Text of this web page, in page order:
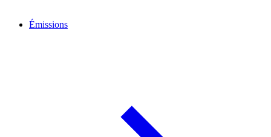
Émissions